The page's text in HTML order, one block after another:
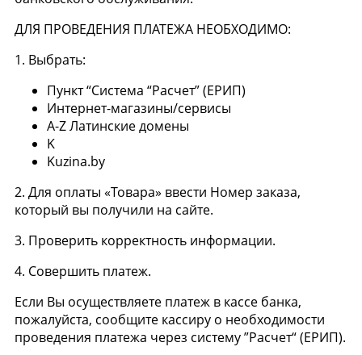
ДЛЯ ПРОВЕДЕНИЯ ПЛАТЕЖА НЕОБХОДИМО:
1. Выбрать:
Пункт “Система “Расчет” (ЕРИП)
Интернет-магазины/сервисы
A-Z Латинские домены
K
Kuzina.by
2. Для оплаты «Товара» ввести Номер заказа,
который вы получили на сайте.
3. Проверить корректность информации.
4. Совершить платеж.
Если Вы осуществляете платеж в кассе банка,
пожалуйста, сообщите кассиру о необходимости
проведения платежа через систему ”Расчет“ (ЕРИП).